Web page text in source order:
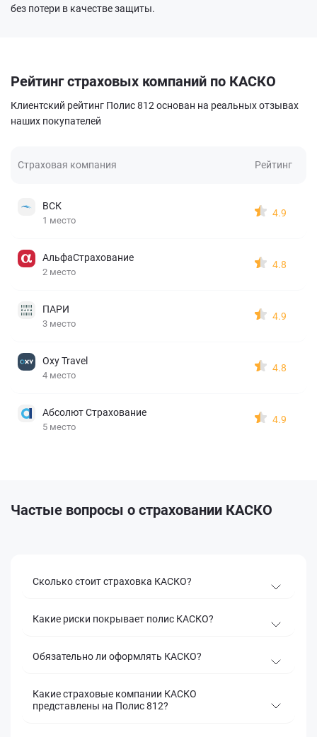
без потери в качестве защиты.
Рейтинг страховых компаний по КАСКО
Клиентский рейтинг Полис 812 основан на реальных отзывах
наших покупателей
Страховая компания Рейтинг
ВСК
1 место
4.9
АльфаСтрахование
2 место
4.8
ПАРИ
3 место
4.9
Oxy Travel
4 место
4.8
Абсолют Страхование
5 место
4.9
Частые вопросы о страховании КАСКО
Сколько стоит страховка КАСКО?
Какие риски покрывает полис КАСКО?
Обязательно ли оформлять КАСКО?
Какие страховые компании КАСКО
представлены на Полис 812?